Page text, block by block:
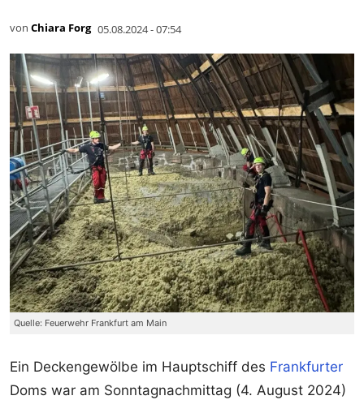
von Chiara Forg 05.08.2024 - 07:54
Quelle: Feuerwehr Frankfurt am Main
Ein Deckengewölbe im Hauptschiff des Frankfurter
Doms war am Sonntagnachmittag (4. August 2024)